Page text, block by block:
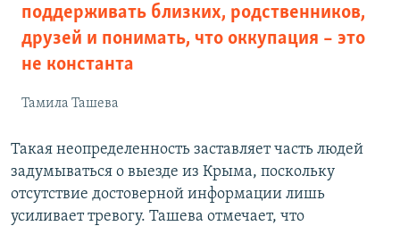
поддерживать близких, родственников,
друзей и понимать, что оккупация – это
не константа
Тамила Ташева
Такая неопределенность заставляет часть людей
задумываться о выезде из Крыма, поскольку
отсутствие достоверной информации лишь
усиливает тревогу. Ташева отмечает, что